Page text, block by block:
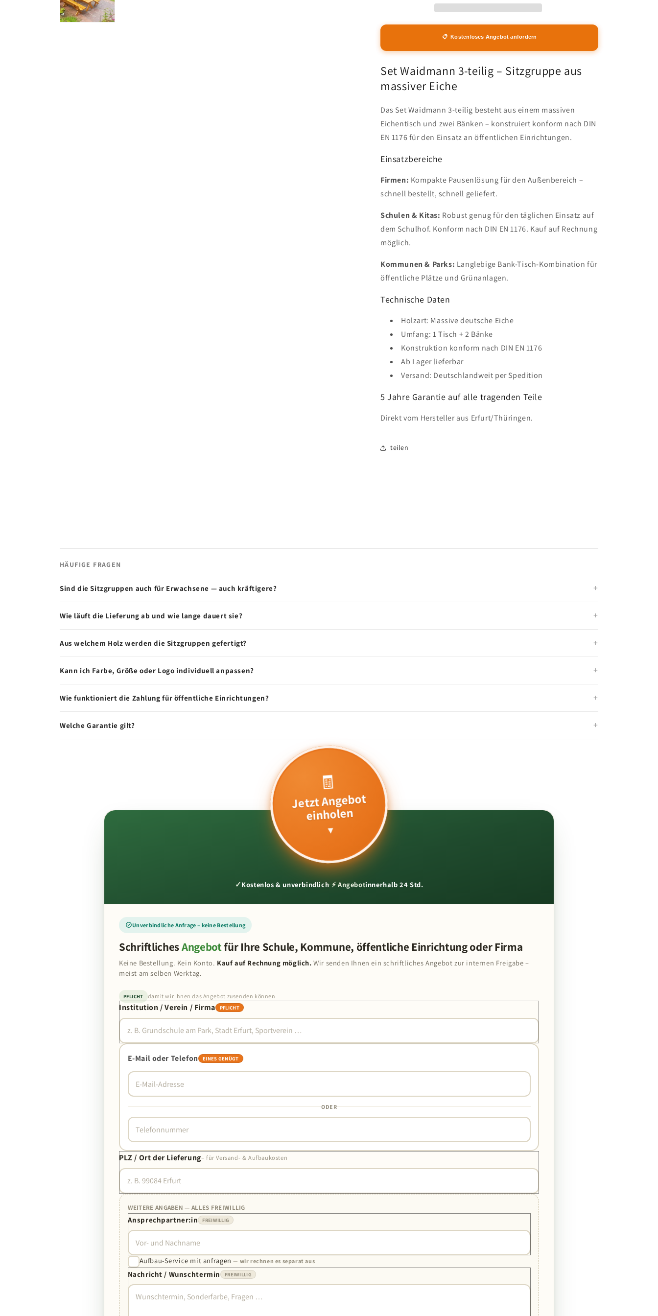
Eiche
deutscher
Eiche
📋 Kostenloses Angebot anfordern
Set Waidmann 3-teilig – Sitzgruppe aus
massiver Eiche
Das Set Waidmann 3-teilig besteht aus einem massiven
Eichentisch und zwei Bänken – konstruiert konform nach DIN
EN 1176 für den Einsatz an öffentlichen Einrichtungen.
Einsatzbereiche
Firmen: Kompakte Pausenlösung für den Außenbereich –
schnell bestellt, schnell geliefert.
Schulen & Kitas: Robust genug für den täglichen Einsatz auf
dem Schulhof. Konform nach DIN EN 1176. Kauf auf Rechnung
möglich.
Kommunen & Parks: Langlebige Bank-Tisch-Kombination für
öffentliche Plätze und Grünanlagen.
Technische Daten
Holzart: Massive deutsche Eiche
Umfang: 1 Tisch + 2 Bänke
Konstruktion konform nach DIN EN 1176
Ab Lager lieferbar
Versand: Deutschlandweit per Spedition
5 Jahre Garantie auf alle tragenden Teile
Direkt vom Hersteller aus Erfurt/Thüringen.
teilen
HÄUFIGE FRAGEN
Sind die Sitzgruppen auch für Erwachsene — auch kräftigere?
Wie läuft die Lieferung ab und wie lange dauert sie?
Aus welchem Holz werden die Sitzgruppen gefertigt?
Kann ich Farbe, Größe oder Logo individuell anpassen?
Wie funktioniert die Zahlung für öffentliche Einrichtungen?
Welche Garantie gilt?
🧾
Jetzt Angebot
einholen
▾
✓Kostenlos & unverbindlich·⚡ Angebotinnerhalb 24 Std.
Unverbindliche Anfrage – keine Bestellung
SchriftlichesAngebotfür Ihre Schule, Kommune, öffentliche Einrichtung oder Firma
Keine Bestellung. Kein Konto. Kauf auf Rechnung möglich. Wir senden Ihnen ein schriftliches Angebot zur internen Freigabe –
meist am selben Werktag.
PFLICHT damit wir Ihnen das Angebot zusenden können
Institution / Verein / Firma PFLICHT
E-Mail oder Telefon EINES GENÜGT
ODER
PLZ / Ort der Lieferung– für Versand- & Aufbaukosten
WEITERE ANGABEN — ALLES FREIWILLIG
Ansprechpartner:in FREIWILLIG
Aufbau-Service mit anfragen— wir rechnen es separat aus
Nachricht / Wunschtermin FREIWILLIG